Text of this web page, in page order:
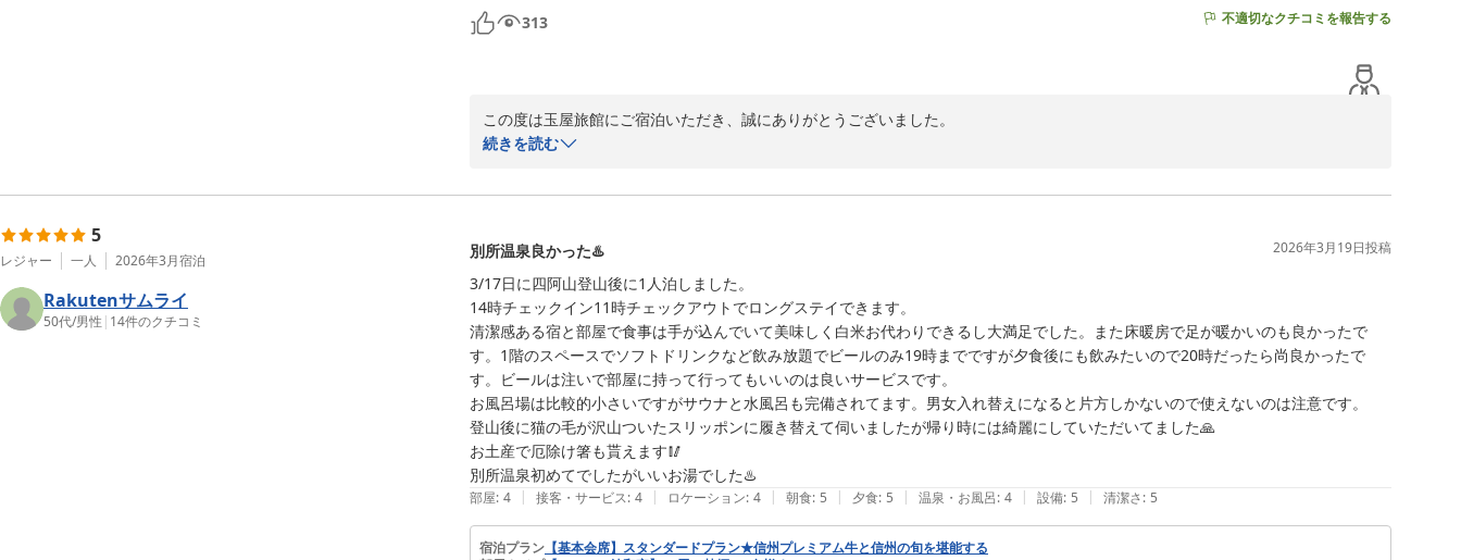
またご家族皆さまでお越しいただける日を、スタッフ一同心より楽しみにお待ち申し上げております。
玉屋旅館　スタッフ一同より
信州別所温泉 玉屋旅館
313 不適切なクチコミを報告する
この度は玉屋旅館にご宿泊いただき、誠にありがとうございました。
た。
温泉やマッサージチェアも含め、心身ともにリフレッシュしていただけたご様子に安堵いたしました。
スタッフの対応につきましても温かいお言葉を頂戴し、心より感謝申し上げます。
皆さまに気持ちよくお過ごしいただけるよう、日々心を込めてお迎えしておりますので、その思いが伝わりましたことを大変光栄
に存じます。
「大満足」とのお言葉を励みに、これからもご家族皆さまに安心してお過ごしいただける宿を目指してまいります。
またのご来館を衷心よりお待ち申し上げます。
この度は誠にありがとうございました。
続きを読む
5
レジャー 一人 2026年3月宿泊
Rakutenサムライ
50代/男性 | 14件のクチコミ
別所温泉良かった♨️ 2026年3月19日投稿
3/17日に四阿山登山後に1人泊しました。
14時チェックイン11時チェックアウトでロングステイできます。
清潔感ある宿と部屋で食事は手が込んでいて美味しく白米お代わりできるし大満足でした。また床暖房で足が暖かいのも良かったで
す。1階のスペースでソフトドリンクなど飲み放題でビールのみ19時までですが夕食後にも飲みたいので20時だったら尚良かったで
す。ビールは注いで部屋に持って行ってもいいのは良いサービスです。
お風呂場は比較的小さいですがサウナと水風呂も完備されてます。男女入れ替えになると片方しかないので使えないのは注意です。
登山後に猫の毛が沢山ついたスリッポンに履き替えて伺いましたが帰り時には綺麗にしていただいてました🙏
お土産で厄除け箸も貰えます🥢
別所温泉初めてでしたがいいお湯でした♨️
部屋: 4 | 接客・サービス: 4 | ロケーション: 4 | 朝食: 5 | 夕食: 5 | 温泉・お風呂: 4 | 設備: 5 | 清潔さ: 5
宿泊プラン 【基本会席】スタンダードプラン★信州プレミアム牛と信州の旬を堪能する